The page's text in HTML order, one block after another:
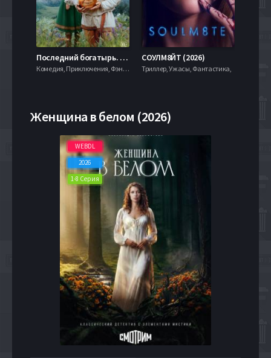
Последний богатырь. Колобок (2026)
Комедия, Приключения, Фэнтези,
СОУЛМ8ЙТ (2026)
Триллер, Ужасы, Фантастика,
Женщина в белом (2026)
WEBDL
2026
1-8 Серия